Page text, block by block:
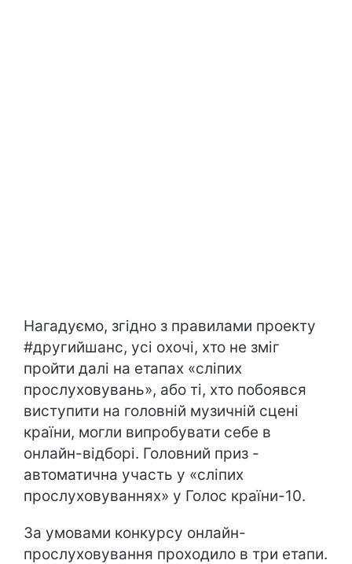
Нагадуємо, згідно з правилами проекту
#другийшанс, усі охочі, хто не зміг
пройти далі на етапах «сліпих
прослуховувань», або ті, хто побоявся
виступити на головній музичній сцені
країни, могли випробувати себе в
онлайн-відборі. Головний приз -
автоматична участь у «сліпих
прослуховуваннях» у Голос країни-10.
За умовами конкурсу онлайн-
прослуховування проходило в три етапи.